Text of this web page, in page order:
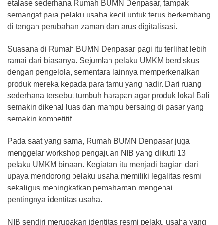
etalase sederhana Rumah BUMN Denpasar, tampak
semangat para pelaku usaha kecil untuk terus berkembang
di tengah perubahan zaman dan arus digitalisasi.
Suasana di Rumah BUMN Denpasar pagi itu terlihat lebih
ramai dari biasanya. Sejumlah pelaku UMKM berdiskusi
dengan pengelola, sementara lainnya memperkenalkan
produk mereka kepada para tamu yang hadir. Dari ruang
sederhana tersebut tumbuh harapan agar produk lokal Bali
semakin dikenal luas dan mampu bersaing di pasar yang
semakin kompetitif.
Pada saat yang sama, Rumah BUMN Denpasar juga
menggelar workshop pengajuan NIB yang diikuti 13
pelaku UMKM binaan. Kegiatan itu menjadi bagian dari
upaya mendorong pelaku usaha memiliki legalitas resmi
sekaligus meningkatkan pemahaman mengenai
pentingnya identitas usaha.
NIB sendiri merupakan identitas resmi pelaku usaha yang